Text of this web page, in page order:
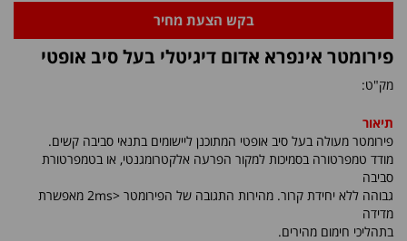
בקש הצעת מחיר
פירומטר אינפרא אדום דיגיטלי בעל סיב אופטי
מק"ט:
תיאור
פירומטר מעולה בעל סיב אופטי המתוכנן ליישומים בתנאי סביבה קשים.
מודד טמפרטורה בסמיכות למקור הפרעה אלקטרומגנטי, או בטמפרטורת
סביבה
גבוהה ללא יחידת קרור. מהירות התגובה של הפירומטר <2ms מאפשרת
מדידה
בתהליכי חימום מהירים.